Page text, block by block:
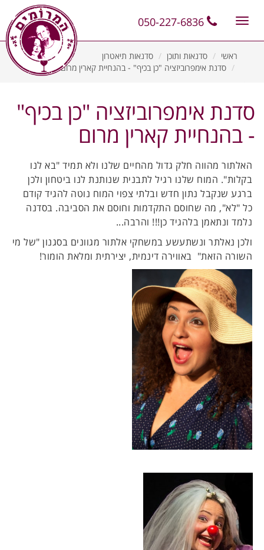
Toggle
ראשי סדנאות ותוכן
סדנאות תיאטרון
סדנת אימפרוביזציה "כן בכיף" - בהנחיית קארין מרום
סדנת אימפרוביזציה "כן בכיף"
- בהנחיית קארין מרום
האלתור מהווה חלק גדול מהחיים שלנו ולא תמיד "בא לנו
בקלות". המוח שלנו רגיל לתבנית שנותנת לנו ביטחון ולכן
ברגע שנקבל נתון חדש ובלתי צפוי המוח נוטה להגיד קודם
כל "לא", מה שחוסם התקדמות וחוסם את הסביבה. בסדנה
נלמד ונתאמן בלהגיד כן!!! והרבה...
ולכן נאלתר ונשתעשע במשחקי אלתור מגוונים בסגנון "של מי
השורה הזאת" באווירה דינמית, יצירתית ומלאת הומור!